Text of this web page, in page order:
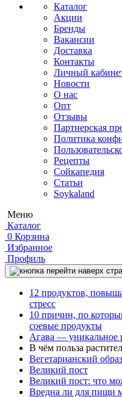
Каталог
Акции
Бренды
Вакансии
Доставка
Контакты
Личный
Новости
О нас
Опт
Отзывы
Партнерская
Политика
Рецепты
Сойкапедия
Статьи
Soykaland
Меню
Каталог
0 Корзина
Избранное
Профиль
12 продуктов,
стресс
10 причин, по
соевые продукты
Агава — уникальное
В чём польза
Вегетарианский
Великий пост
Великий пост: что
Вредна ли для пищи